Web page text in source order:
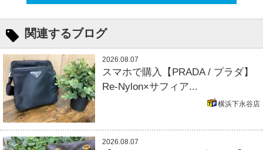
関連するブログ
2026.08.07
スマホで購入【PRADA / プラダ】
Re-Nylon×サフィア...
横浜下永谷店
2026.08.07